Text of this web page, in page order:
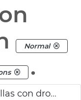
Normal
.
PLV refuerzo seguridad Fallas con drones